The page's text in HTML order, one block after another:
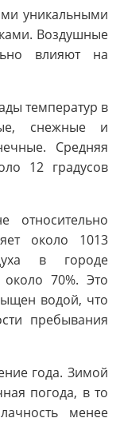
уникальными
Воздушные
влияют на
температур в
снежные и
Средняя
12 градусов
относительно
около 1013
в городе
около 70%. Это
водой, что
пребывания
года. Зимой
погода, в то
менее